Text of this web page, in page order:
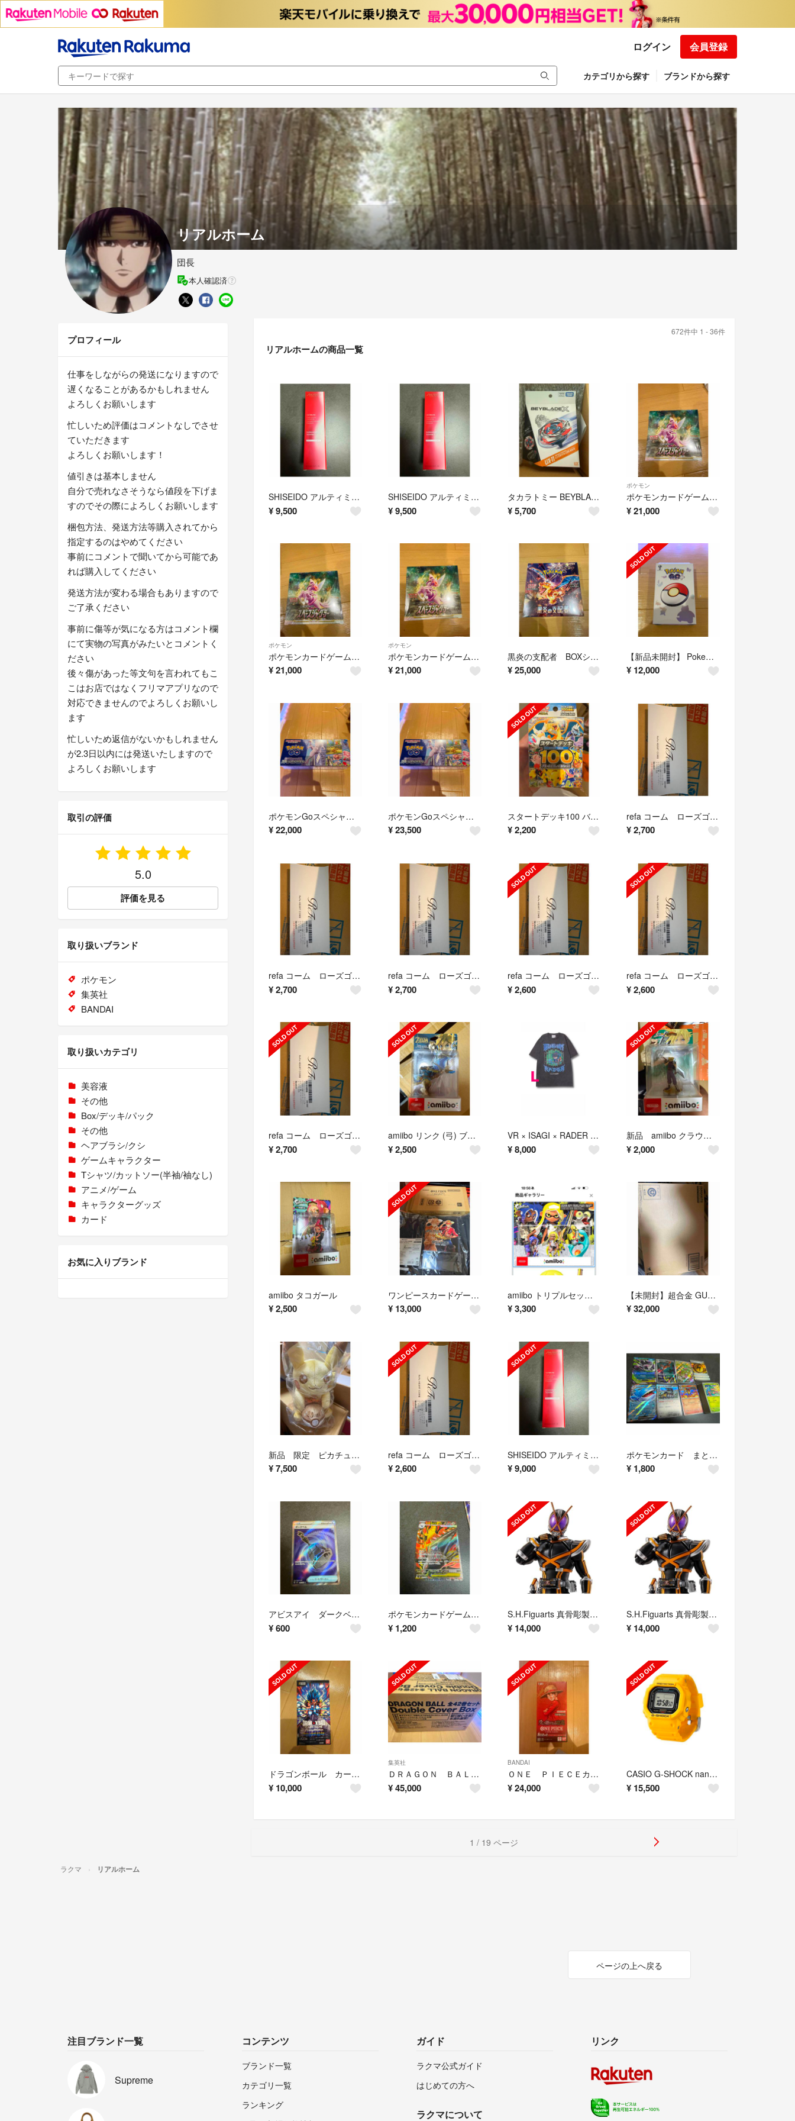
ログイン 会員登録
カテゴリから探す ブランドから探す
リアルホーム
団長
本人確認済
672件中 1 - 36件
リアルホームの商品一覧
SHISEIDO アルティミューンパワライジングコンセントレート 100ミリ
¥9,500
SHISEIDO アルティミューンパワライジングコンセントレート 100ミリ
¥9,500
タカラトミー BEYBLADE X UX-11 スターター インパクトドレイク9-60LR
¥ 5,700
ポケモン
ポケモンカードゲーム ソード&シールド 強化拡張パック スペースジャグラー
¥21,000
ポケモン
ポケモンカードゲーム ソード&シールド 強化拡張パック スペースジャグラー
¥21,000
ポケモン
ポケモンカードゲーム ソード&シールド 強化拡張パック スペースジャグラー
¥21,000
黒炎の支配者 BOXシュリンク付き
¥ 25,000
【新品未開封】 Pokemon GO Plus ＋
¥ 12,000
ポケモンGoスペシャルセット 新品未使用品
¥22,000
ポケモンGoスペシャルセット 新品未使用品
¥23,500
スタートデッキ100 バトルコレクション
¥ 2,200
refa コーム ローズゴールド
¥2,700
refa コーム ローズゴールド
¥2,700
refa コーム ローズゴールド
¥2,700
refa コーム ローズゴールド
¥ 2,600
refa コーム ローズゴールド
¥2,600
refa コーム ローズゴールド
¥2,700
amiibo リンク (弓) ブレス オブ ザ ワイルド ゼルダの伝説シリーズ
¥2,500
VR × ISAGI × RADER TEE Lサイズ
¥ 8,000
新品 amiibo クラウド・2P(大乱闘スマッシュブラザーズシリーズ)」
¥2,000
amiibo タコガール
¥2,500
ワンピースカードゲーム チャンピオンシップセット2022 ルフィセット
¥ 13,000
amiibo トリプルセット[インクリング
¥ 3,300
【未開封】超合金 GUNDAM FIX FIGURATION METAL
¥32,000
新品 限定 ピカチュウ 30周年記念 ぬいぐるみ
¥7,500
refa コーム ローズゴールド
¥2,600
SHISEIDO アルティミューンパワライジングコンセントレート 100ミリ
¥ 9,000
ポケモンカード まとめ売り ノーマルカードも
¥ 1,800
アビスアイ ダークベル sr
¥600
ポケモンカードゲーム メガドリュウズex MEGA 拡張パック
¥ 1,200
S.H.Figuarts 真骨彫製法 仮面ライダーカイザ バンダイ
¥ 14,000
S.H.Figuarts 真骨彫製法 仮面ライダーカイザ バンダイ
¥ 14,000
ドラゴンボール カード DUAL EVOLUTION 1 BOX
¥ 10,000
集英社
ＤＲＡＧＯＮ ＢＡＬＬ Ｄｏｕｂｌｅ Ｃｏｖｅｒ Ｂｏｘ（全４２巻セット）
¥45,000
BANDAI
ＯＮＥ ＰＩＥＣＥカードゲーム 受け継がれる意志【ＯＰ−１３】（ＢＯＸ）
¥ 24,000
CASIO G-SHOCK nano DWN-5600-9JR イエロー 新品
¥ 15,500
1 / 19 ページ
プロフィール
仕事をしながらの発送になりますので
遅くなることがあるかもしれません
よろしくお願いします
忙しいため評価はコメントなしでさせ
ていただきます
よろしくお願いします！
値引きは基本しません
自分で売れなさそうなら値段を下げま
すのでその際によろしくお願いします
梱包方法、発送方法等購入されてから
指定するのはやめてください
事前にコメントで聞いてから可能であ
れば購入してください
発送方法が変わる場合もありますので
ご了承ください
事前に傷等が気になる方はコメント欄
にて実物の写真がみたいとコメントく
ださい
後々傷があった等文句を言われてもこ
こはお店ではなくフリマアプリなので
対応できませんのでよろしくお願いし
ます
忙しいため返信がないかもしれません
が2.3日以内には発送いたしますので
よろしくお願いします
取引の評価
5.0
評価を見る
取り扱いブランド
ポケモン
集英社
BANDAI
取り扱いカテゴリ
美容液
その他
Box/デッキ/パック
その他
ヘアブラシ/クシ
ゲームキャラクター
Tシャツ/カットソー(半袖/袖なし)
アニメ/ゲーム
キャラクターグッズ
カード
お気に入りブランド
ラクマ リアルホーム
ページの上へ戻る
注目ブランド一覧
Supreme
コンテンツ
ブランド一覧
カテゴリ一覧
ランキング
ガイド
ラクマ公式ガイド
はじめての方へ
ラクマについて
リンク